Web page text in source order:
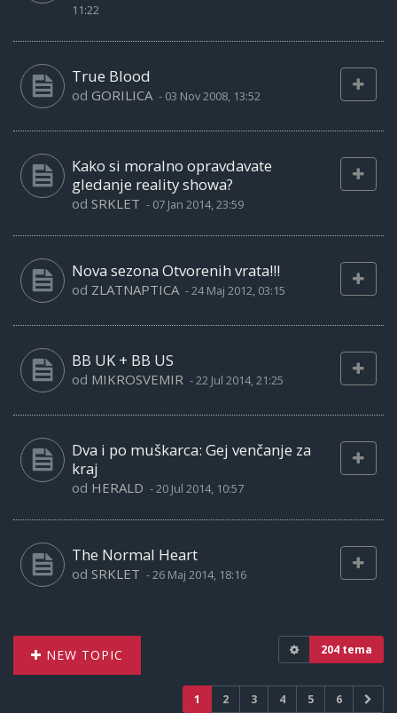
11:22
True Blood
od GORILICA - 03 Nov 2008, 13:52
Kako si moralno opravdavate
gledanje reality showa?
od SRKLET - 07 Jan 2014, 23:59
Nova sezona Otvorenih vrata!!!
od ZLATNAPTICA -24 Maj 2012, 03:15
BB UK + BB US
od MIKROSVEMIR -22 Jul 2014, 21:25
Dva i po muškarca: Gej venčanje za
kraj
od HERALD -20 Jul 2014, 10:57
The Normal Heart
od SRKLET -26 Maj 2014, 18:16
NEW TOPIC 204 tema
1 2 3 4 5 6